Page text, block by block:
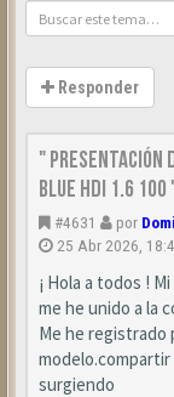
Responder
" Presentación
Blue HDI 1.6 100
#4631 por
25 Abr 2026,
¡ Hola a todos !
me he unido a la
Me he registrado
surgiendo